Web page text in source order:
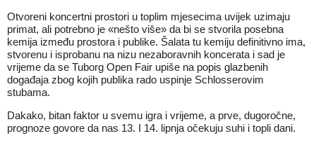
Otvoreni koncertni prostori u toplim mjesecima uvijek uzimaju
primat, ali potrebno je «nešto više» da bi se stvorila posebna
kemija između prostora i publike. Šalata tu kemiju definitivno ima,
stvorenu i isprobanu na nizu nezaboravnih koncerata i sad je
vrijeme da se Tuborg Open Fair upiše na popis glazbenih
događaja zbog kojih publika rado uspinje Schlosserovim
stubama.
Dakako, bitan faktor u svemu igra i vrijeme, a prve, dugoročne,
prognoze govore da nas 13. I 14. lipnja očekuju suhi i topli dani.